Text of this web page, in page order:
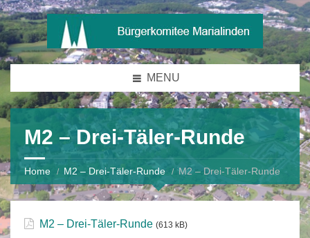
MENU
M2 – Drei-Täler-Runde
Home M2 – Drei-Täler-Runde M2 – Drei-Täler-Runde
M2 – Drei-Täler-Runde (613 kB)